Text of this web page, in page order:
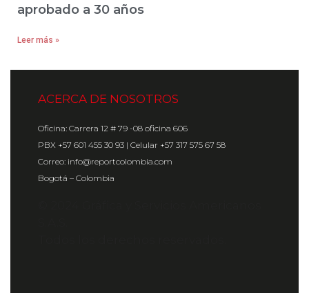
aprobado a 30 años
Leer más »
ACERCA DE NOSOTROS
Oficina: Carrera 12 # 79 -08 oficina 606
PBX +57 601 455 30 93 | Celular +57 317 575 67 58
Correo: info@reportcolombia.com
Bogotá – Colombia